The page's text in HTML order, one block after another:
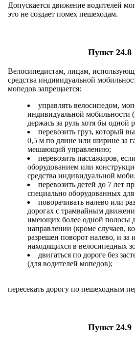
Допускается движение водителей
это не создает помех пешеходам.
Пункт 24.8
Велосипедистам, лицам,
средства индивидуальной
мопедов запрещается:
управлять велосипедом,
индивидуальной мобильности
держась за руль хотя бы одной
перевозить груз, который
0,5 м по длине или ширине за
мешающий управлению;
перевозить пассажиров,
оборудованием или
средства индивидуальной
перевозить детей до 7 лет
специально оборудованных
поворачивать налево или
дорогах с трамвайным
имеющих более одной полосы
направлении (кроме случаев,
разрешен поворот налево, и за
находящихся в велосипедных
двигаться по дороге без
(для водителей мопедов);
пересекать дорогу по пешеходным
Пункт 24.9